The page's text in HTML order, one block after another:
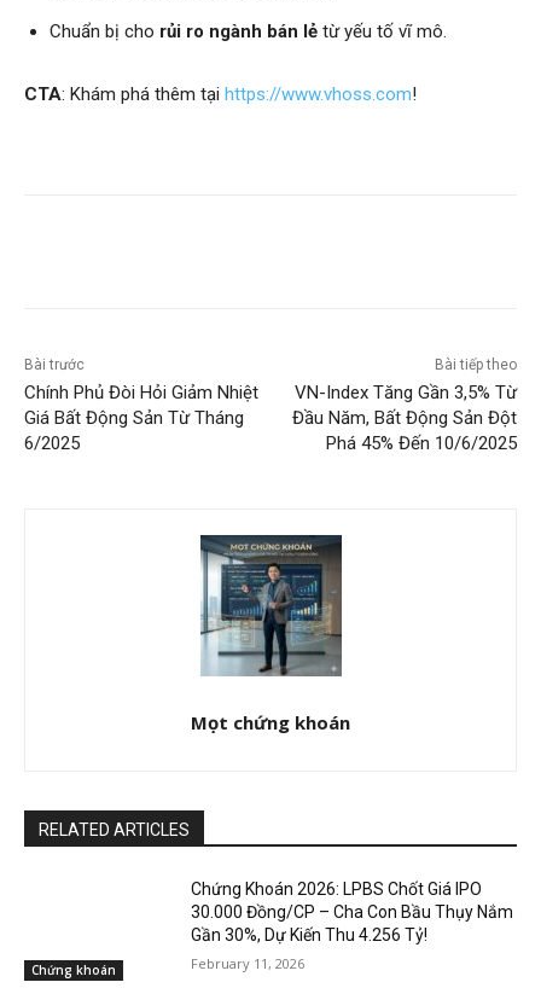
Chuẩn bị cho rủi ro ngành bán lẻ từ yếu tố vĩ mô.
CTA: Khám phá thêm tại https://www.vhoss.com!
Bài trước
Chính Phủ Đòi Hỏi Giảm Nhiệt
Giá Bất Động Sản Từ Tháng
6/2025
Bài tiếp theo
VN-Index Tăng Gần 3,5% Từ
Đầu Năm, Bất Động Sản Đột
Phá 45% Đến 10/6/2025
Mọt chứng khoán
RELATED ARTICLES
Chứng khoán
Chứng Khoán 2026: LPBS Chốt Giá IPO
30.000 Đồng/CP – Cha Con Bầu Thụy Nắm
Gần 30%, Dự Kiến Thu 4.256 Tỷ!
February 11, 2026